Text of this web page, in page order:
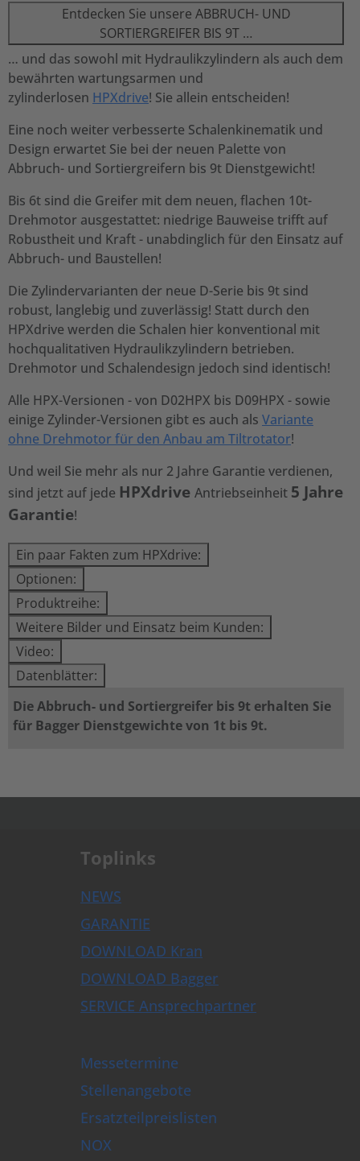
Entdecken Sie unsere ABBRUCH- UND
SORTIERGREIFER BIS 9T …
… und das sowohl mit Hydraulikzylindern als auch dem
bewährten wartungsarmen und
zylinderlosen HPXdrive! Sie allein entscheiden!
Eine noch weiter verbesserte Schalenkinematik und
Design erwartet Sie bei der neuen Palette von
Abbruch- und Sortiergreifern bis 9t Dienstgewicht!
Bis 6t sind die Greifer mit dem neuen, flachen 10t-
Drehmotor ausgestattet: niedrige Bauweise trifft auf
Robustheit und Kraft - unabdinglich für den Einsatz auf
Abbruch- und Baustellen!
Die Zylindervarianten der neue D-Serie bis 9t sind
robust, langlebig und zuverlässig! Statt durch den
HPXdrive werden die Schalen hier konventional mit
hochqualitativen Hydraulikzylindern betrieben.
Drehmotor und Schalendesign jedoch sind identisch!
Alle HPX-Versionen - von D02HPX bis D09HPX - sowie
einige Zylinder-Versionen gibt es auch als Variante
ohne Drehmotor für den Anbau am Tiltrotator!
Und weil Sie mehr als nur 2 Jahre Garantie verdienen,
sind jetzt auf jede HPXdrive Antriebseinheit 5 Jahre
Garantie!
Ein paar Fakten zum HPXdrive:
Optionen:
Produktreihe:
Weitere Bilder und Einsatz beim Kunden:
Video:
Datenblätter:
Die Abbruch- und Sortiergreifer bis 9t erhalten Sie
für Bagger Dienstgewichte von 1t bis 9t.
Toplinks
NEWS
GARANTIE
DOWNLOAD Kran
DOWNLOAD Bagger
SERVICE Ansprechpartner
Messetermine
Stellenangebote
Ersatzteilpreislisten
NOX